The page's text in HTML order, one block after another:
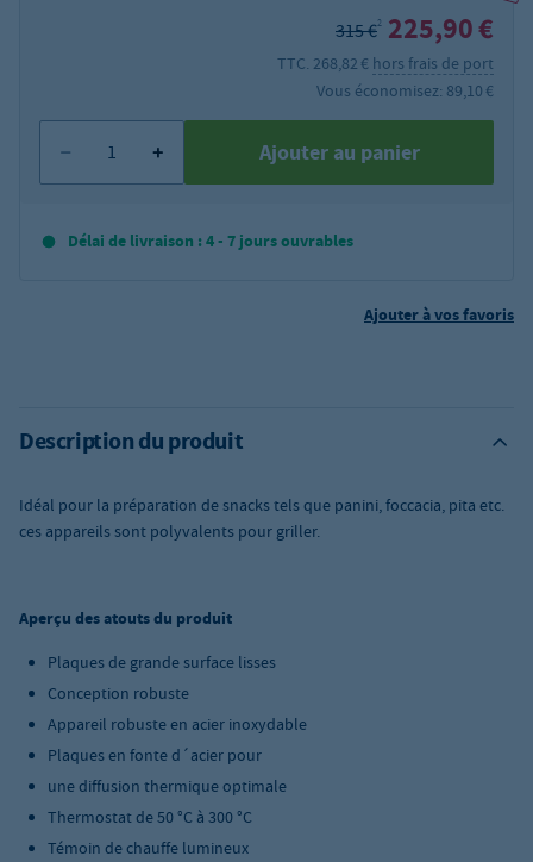
315 €2 225,90 €
TTC. 268,82 € hors frais de port
Vous économisez: 89,10 €
Ajouter au panier
Délai de livraison : 4 - 7 jours ouvrables
Ajouter à vos favoris
Description du produit
Idéal pour la préparation de snacks tels que panini, foccacia, pita etc.
ces appareils sont polyvalents pour griller.
Aperçu des atouts du produit
Plaques de grande surface lisses
Conception robuste
Appareil robuste en acier inoxydable
Plaques en fonte d´acier pour
une diffusion thermique optimale
Thermostat de 50 °C à 300 °C
Témoin de chauffe lumineux